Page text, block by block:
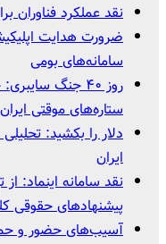
نقد عملکرد فناوران
ضرورت هدایت
سامانه‌های بومی
روز ۴۰ جنگ
ستاره‌های موقتی
دلار را بکشید:
ایران
نقد سامانه اینماد:
پیشنهادهای حقوقی
آسیب‌های حضور و